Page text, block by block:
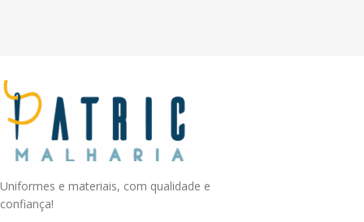
Uniformes e materiais, com qualidade e
confiança!